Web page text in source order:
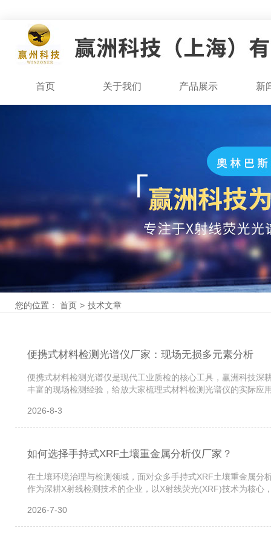
首页 关于我们 产品展示 新
您的位置： 首页 > 技术文章
便携式材料检测光谱仪厂家：现场无损多元素分析
便携式材料检测光谱仪是现代工业质检的核心工具，赢洲科技
丰富的现场检测经验，给放大家梳理式材料检测光谱仪的实际
2026-8-3
如何选择手持式XRF土壤重金属分析仪厂家？
在土壤环境治理与检测领域，面对众多手持式XRF土壤重金属
作为深耕X射线检测技术的企业，以X射线荧光(XRF)技术为核
2026-7-30